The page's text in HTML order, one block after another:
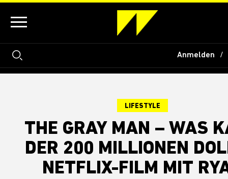
Anmelden
LIFESTYLE
THE GRAY MAN – WAS
DER 200 MILLIONEN
NETFLIX-FILM MIT